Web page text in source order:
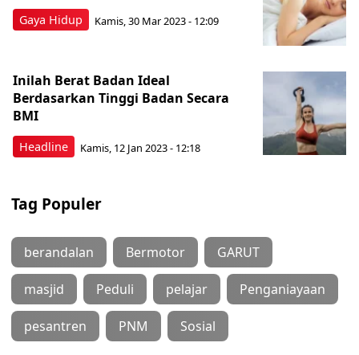
Gaya Hidup Kamis, 30 Mar 2023 - 12:09
Headline
Inilah Berat Badan Ideal
Berdasarkan Tinggi Badan Secara
BMI
Kamis, 12 Jan 2023 - 12:18
Tag Populer
berandalan Bermotor GARUT
masjid Peduli pelajar Penganiayaan
pesantren PNM Sosial